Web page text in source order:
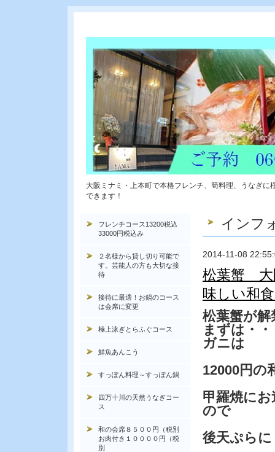
大阪ミナミ・上本町で本格フレンチ、筍料理、うなぎ
できます！
インフ
2014-11-08
松葉蟹 大
味しい和
松葉蟹が
まずは・
ガニは
12000円の
甲羅焼に
ので
後天ぷらに
フレンチコース13200税込
33000円税込み
２名様から貸し切り可能で
す。芸能人の方も大切な接
待
接待に最適！お鍋のコース
は会席に変更
極上泳ぎとらふぐコース
鮮魚あんこう
すっぽん料理～すっぽん鍋
四万十川の天然うなぎコー
ス
和の会席８５００円（税別
お肉付き１００００円（税
別